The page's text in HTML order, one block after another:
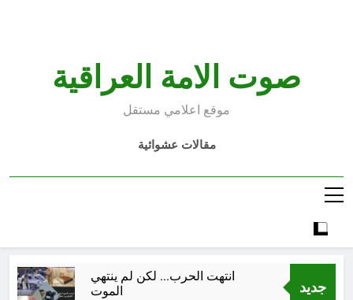
صوت الامة العراقية
موقع اعلامي مستقل
مقالات عشوائية
جديد
انتهت الحرب… لكن لم ينتهي
الموت